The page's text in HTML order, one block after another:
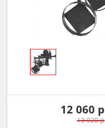
12 060 р
13 020 р